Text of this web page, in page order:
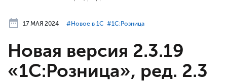
17 МАЯ 2024 #⁣Новое в 1С #⁣1С:Розница
Новая версия 2.3.19
«1С:Розница», ред. 2.3